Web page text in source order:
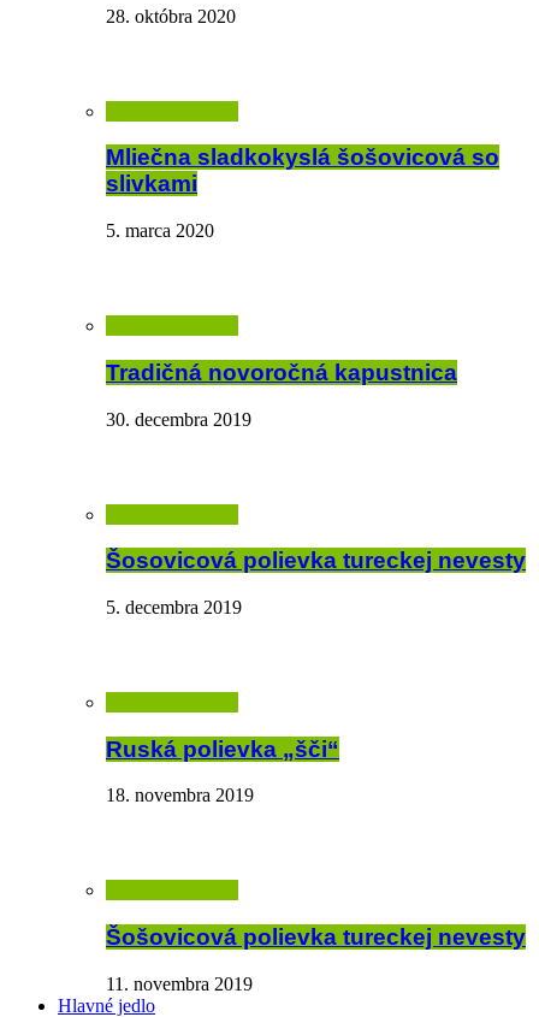
28. októbra 2020
Mliečna sladkokyslá šošovicová so
slivkami
5. marca 2020
Tradičná novoročná kapustnica
30. decembra 2019
Šosovicová polievka tureckej nevesty
5. decembra 2019
Ruská polievka „šči“
18. novembra 2019
Šošovicová polievka tureckej nevesty
11. novembra 2019
Hlavné jedlo